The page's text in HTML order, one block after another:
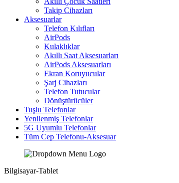
Takip Cihazları
Aksesuarlar
Telefon Kılıfları
AirPods
Kulaklıklar
Akıllı Saat Aksesuarları
AirPods Aksesuarları
Ekran Koruyucular
Şarj Cihazları
Telefon Tutucular
Dönüştürücüler
Tuşlu Telefonlar
Yenilenmiş Telefonlar
5G Uyumlu Telefonlar
Tüm Cep Telefonu-Aksesuar
Bilgisayar-Tablet